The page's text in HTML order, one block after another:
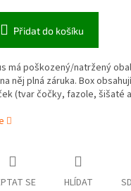
Přidat do košíku
má poškozený/natržený
něj plná záruka. Box
(tvar čočky, fazole, šišaté
SE HLÍDAT